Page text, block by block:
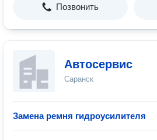
Позвонить
Автосервис
Саранск
Замена ремня гидроусилителя